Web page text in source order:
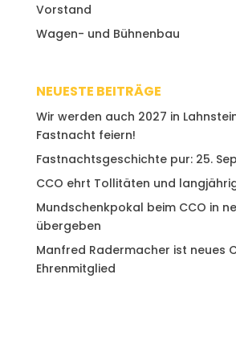
Vorstand
Wagen- und Bühnenbau
NEUESTE BEITRÄGE
Wir werden auch 2027 in
Fastnacht feiern!
Fastnachtsgeschichte pur: 25.
CCO ehrt Tollitäten und
Mundschenkpokal beim CCO in
übergeben
Manfred Radermacher ist neues
Ehrenmitglied